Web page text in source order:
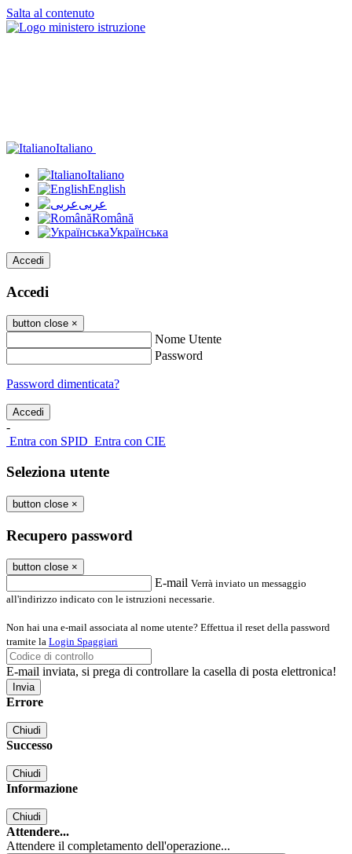
Salta al contenuto
Italiano
Italiano
English
عربى
Română
Українська
Accedi
Accedi
button close ×
Nome Utente
Password
Password dimenticata?
-
Entra con SPID Entra con CIE
Seleziona utente
button close ×
Recupero password
button close ×
E-mail Verrà inviato un messaggio
all'indirizzo indicato con le istruzioni necessarie.
Non hai una e-mail associata al nome utente? Effettua il reset della password
tramite la Login Spaggiari
E-mail inviata, si prega di controllare la casella di posta elettronica!
Errore
Chiudi
Successo
Chiudi
Informazione
Chiudi
Attendere...
Attendere il completamento dell'operazione...